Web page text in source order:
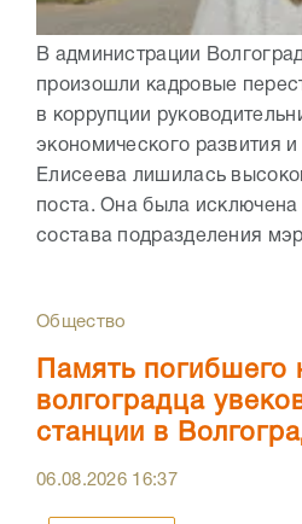
В администрации
произошли кадровые
в коррупции
экономического развития
Елисеева лишилась
поста. Она была
состава подразделения
Общество
Память
волгоградца
станции в
06.08.2026 16:37